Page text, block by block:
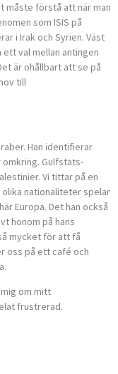
måste förstå att när man
som ISIS på
i Irak och Syrien. Väst
val mellan antingen
är ohållbart att se på
till
Han identifierar
Gulfstats-
Vi tittar på en
nationaliteter spelar
Europa. Det han också
honom på hans
mycket för att få
oss på ett café och
om mitt
frustrerad.